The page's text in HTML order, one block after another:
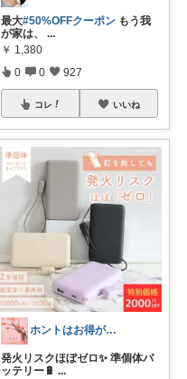
最大#50%OFFクーポン もう我
が家は、
...
￥ 1,380
0 0 927
コレ いいね
ホントはお得がすき(⁠◠⁠‿⁠◕⁠)
発火リスクほぼゼロ✨ 準個体バ
ッテリー🔋 ...